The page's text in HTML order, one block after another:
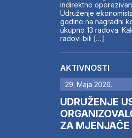
indirektno
Udruženje
godine na nagradni
ukupno 13 radova.
radovi bili […]
AKTIVNOSTI
29. Maja 2026.
UDRUŽENJE
ZA MJENJAČE